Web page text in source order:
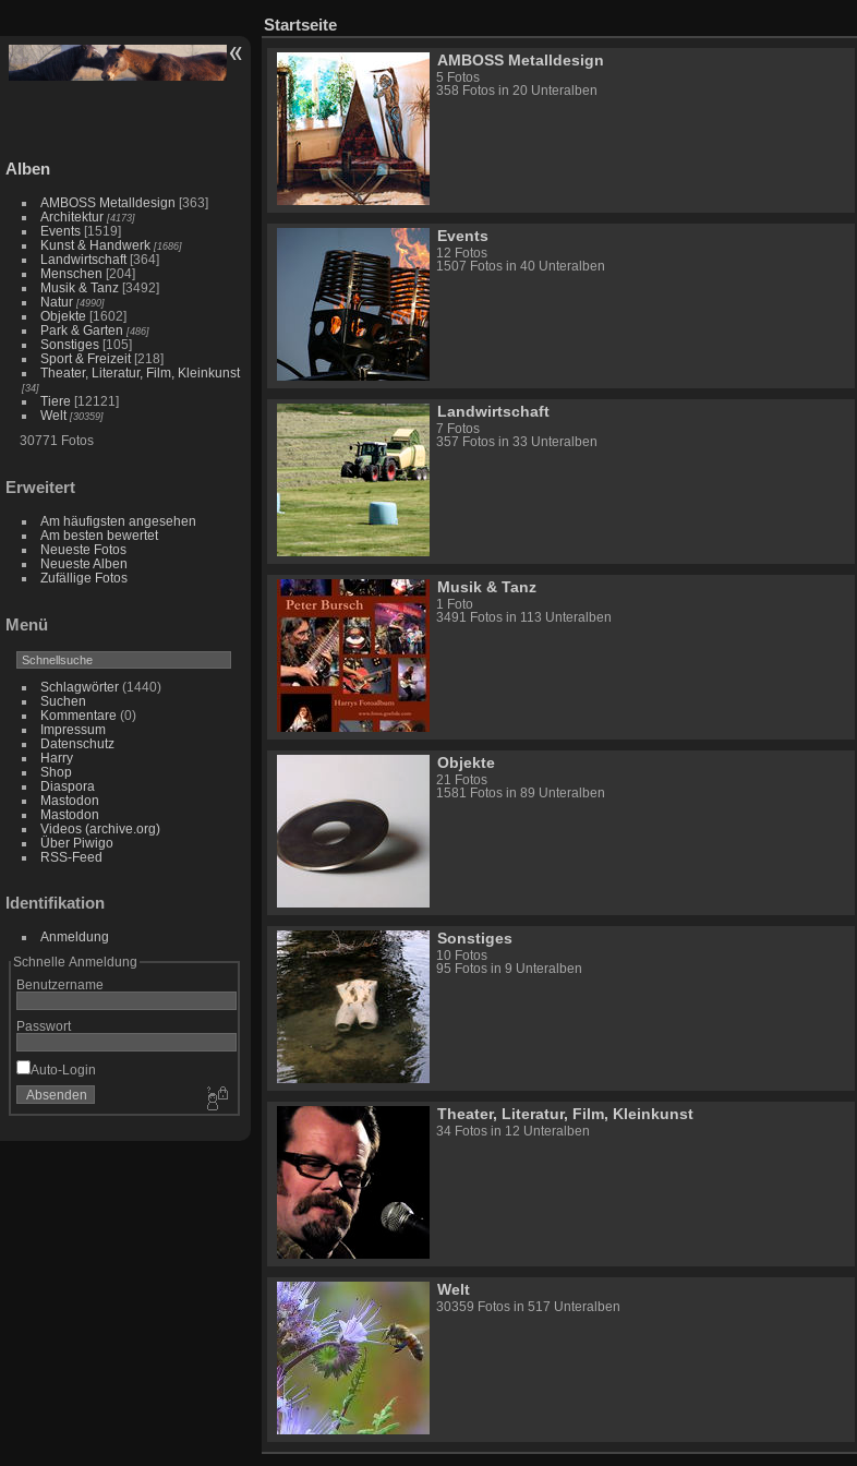
Alben
AMBOSS Metalldesign [363]
Architektur [4173]
Events [1519]
Kunst & Handwerk [1686]
Landwirtschaft [364]
Menschen [204]
Musik & Tanz [3492]
Natur [4990]
Objekte [1602]
Park & Garten [486]
Sonstiges [105]
Sport & Freizeit [218]
Theater, Literatur, Film, Kleinkunst
[34]
Tiere [12121]
Welt [30359]
30771 Fotos
Erweitert
Am häufigsten angesehen
Am besten bewertet
Neueste Fotos
Neueste Alben
Zufällige Fotos
Menü
Schlagwörter(1440)
Suchen
Kommentare (0)
Impressum
Datenschutz
Harry
Shop
Diaspora
Mastodon
Mastodon
Videos (archive.org)
Über Piwigo
RSS-Feed
Identifikation
Anmeldung
Schnelle Anmeldung
Benutzername
Passwort
Auto-Login
Startseite
AMBOSS Metalldesign
5 Fotos
358 Fotos in 20 Unteralben
Events
12 Fotos
1507 Fotos in 40 Unteralben
Landwirtschaft
7 Fotos
357 Fotos in 33 Unteralben
Musik & Tanz
1 Foto
3491 Fotos in 113 Unteralben
Objekte
21 Fotos
1581 Fotos in 89 Unteralben
Sonstiges
10 Fotos
95 Fotos in 9 Unteralben
Theater, Literatur, Film, Kleinkunst
34 Fotos in 12 Unteralben
Welt
30359 Fotos in 517 Unteralben